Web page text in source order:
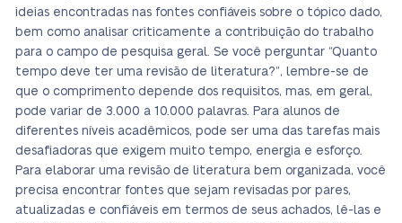
ideias encontradas nas fontes confiáveis sobre o tópico dado,
bem como analisar criticamente a contribuição do trabalho
para o campo de pesquisa geral. Se você perguntar “Quanto
tempo deve ter uma revisão de literatura?”, lembre-se de
que o comprimento depende dos requisitos, mas, em geral,
pode variar de 3.000 a 10.000 palavras. Para alunos de
diferentes níveis acadêmicos, pode ser uma das tarefas mais
desafiadoras que exigem muito tempo, energia e esforço.
Para elaborar uma revisão de literatura bem organizada, você
precisa encontrar fontes que sejam revisadas por pares,
atualizadas e confiáveis em termos de seus achados, lê-las e